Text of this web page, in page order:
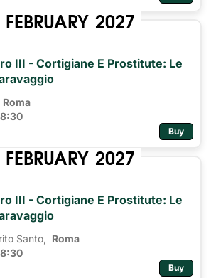
FEBRUARY 2027
III - Cortigiane E Prostitute: Le
Roma
Buy
FEBRUARY 2027
III - Cortigiane E Prostitute: Le
Santo,
Roma
Buy